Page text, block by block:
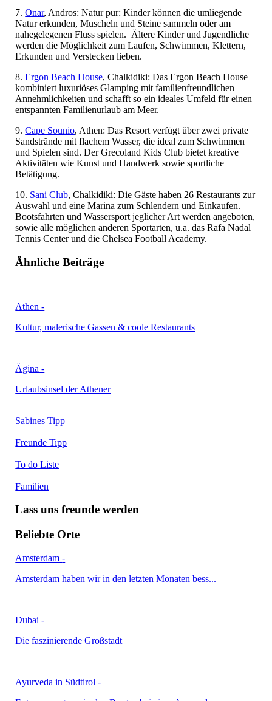
7.Onar, Andros:Natur pur:Kinder können die umliegende
Natur erkunden, Muscheln und Steine sammeln oder am
nahegelegenen Fluss spielen. ​ Ältere Kinder und Jugendliche
werden die Möglichkeit zum Laufen, Schwimmen, Klettern,
Erkunden und Versteckenlieben.
8.Ergon Beach House, Chalkidiki:Das Ergon Beach House
kombiniert luxuriöses Glamping mit familienfreundlichen
Annehmlichkeiten und schafft so ein ideales Umfeld für einen
entspannten Familienurlaub am Meer.
9.Cape Sounio, Athen:Das Resort verfügt über zwei private
Sandstrände mit flachem Wasser, die ideal zum Schwimmen
und Spielen sind. Der Grecoland Kids Club bietet kreative
Aktivitäten wie Kunst und Handwerk sowie sportliche
Betätigung.
10. Sani Club, Chalkidiki: Die Gäste haben 26 Restaurants zur
Auswahl und eine Marina zum Schlendern und Einkaufen.
Bootsfahrten und Wassersport jeglicher Art werden angeboten,
sowie alle möglichen anderen Sportarten, u.a. das Rafa Nadal
Tennis Center und die Chelsea Football Academy.
Ähnliche Beiträge
Athen -
Kultur, malerische Gassen & coole Restaurants
Ägina -
Urlaubsinsel der Athener
Sabines Tipp
Freunde Tipp
To do Liste
Familien
Lass uns freunde werden
Beliebte Orte
Amsterdam-
Amsterdam haben wir in den letzten Monaten bess...
Dubai-
Die faszinierende Großstadt
Ayurveda in Südtirol-